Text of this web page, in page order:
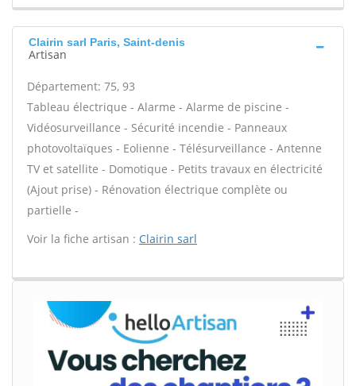
Clairin sarl Paris, Saint-denis
Artisan
Département: 75, 93
Tableau électrique - Alarme - Alarme de piscine -
Vidéosurveillance - Sécurité incendie - Panneaux
photovoltaïques - Eolienne - Télésurveillance - Antenne
TV et satellite - Domotique - Petits travaux en électricité
(Ajout prise) - Rénovation électrique complète ou
partielle -
Voir la fiche artisan : Clairin sarl